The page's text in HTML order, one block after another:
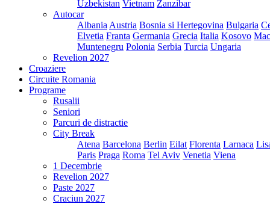
Uzbekistan Vietnam Zanzibar
Autocar
Albania Austria Bosnia si Hertegovina Bulgaria
Elvetia Franta Germania Grecia Italia Kosovo
Muntenegru Polonia Serbia Turcia Ungaria
Revelion 2027
Croaziere
Circuite Romania
Programe
Rusalii
Seniori
Parcuri de distractie
City Break
Atena Barcelona Berlin Eilat Florenta Larnaca
Paris Praga Roma Tel Aviv Venetia Viena
1 Decembrie
Revelion 2027
Paste 2027
Craciun 2027